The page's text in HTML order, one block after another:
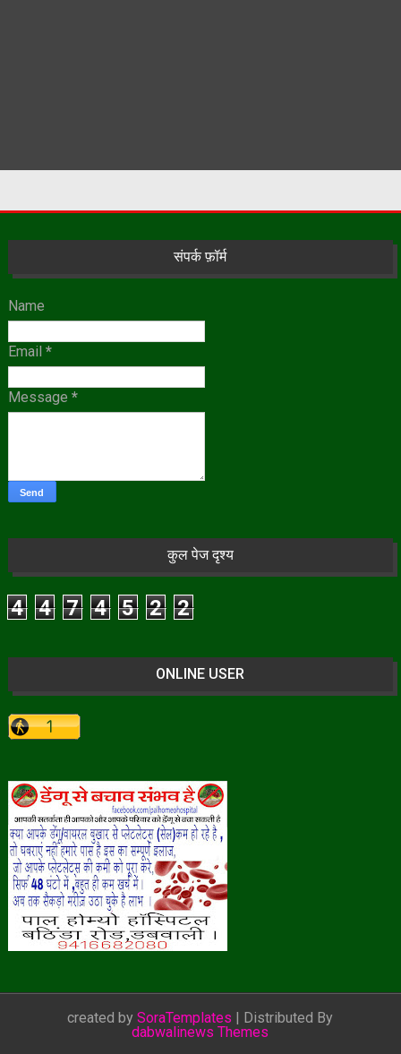
संपर्क फ़ॉर्म
Name
Email *
Message *
कुल पेज दृश्य
4 4 7 4 5 2 2
ONLINE USER
created bySoraTemplates | Distributed By
dabwalinews Themes